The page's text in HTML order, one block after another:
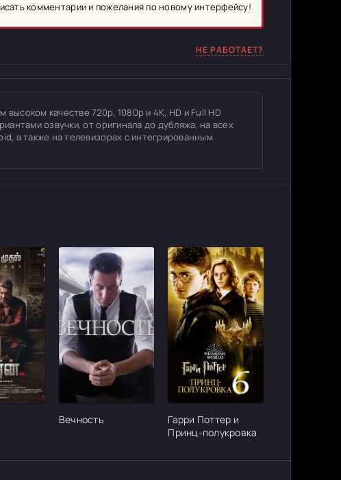
комментарии и пожелания по новому интерфейсу!
НЕ РАБОТАЕТ?
качестве 720p, 1080p и 4K, HD и Full HD
озвучки, от оригинала до дубляжа, на всех
а также на телевизорах с интегрированным
[/xfgiven_cvh_poster_urlcvh_poster_url]
Вечность
[/
Гарри Поттер и
Принц-полукровка